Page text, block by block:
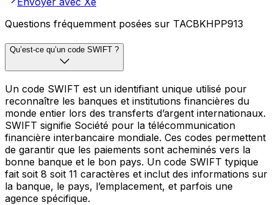
Questions fréquemment posées sur TACBKHPP913
Qu’est-ce qu’un code SWIFT ?
Un code SWIFT est un identifiant unique utilisé pour
reconnaître les banques et institutions financières du
monde entier lors des transferts d’argent internationaux.
SWIFT signifie Société pour la télécommunication
financière interbancaire mondiale. Ces codes permettent
de garantir que les paiements sont acheminés vers la
bonne banque et le bon pays. Un code SWIFT typique
fait soit 8 soit 11 caractères et inclut des informations sur
la banque, le pays, l’emplacement, et parfois une
agence spécifique.